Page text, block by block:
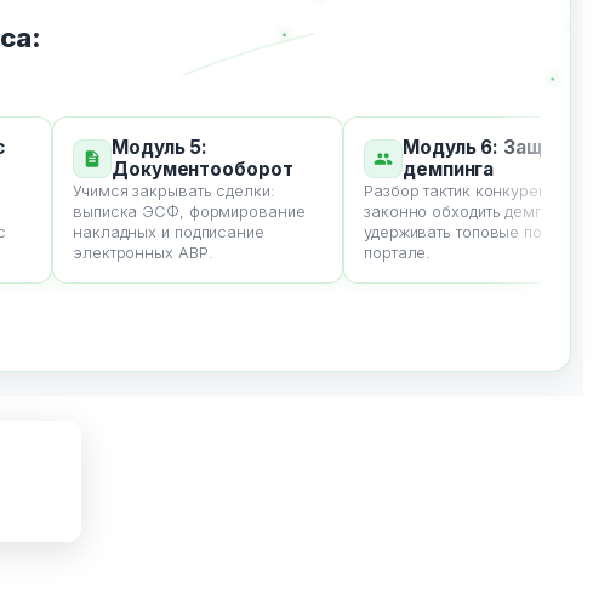
Модуль 5:
Документооборот
Учимся закрывать сделки:
выписка ЭСФ, формирование
накладных и подписание
электронных АВР.
Модуль 6: Защита от
демпинга
Разбор тактик конкурентов. Как
законно обходить демпинг и
удерживать топовые позиции на
портале.